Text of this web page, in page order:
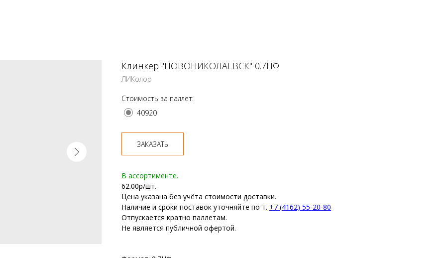
Клинкер "НОВОНИКОЛАЕВСК" 0.7НФ
ЛИКолор
Стоимость за паллет:
40920
ЗАКАЗАТЬ
В ассортименте.
62.00р/шт.
Цена указана без учёта стоимости доставки.
Наличие и сроки поставок уточняйте по т. +7 (4162) 55-20-80
Отпускается кратно паллетам.
Не является публичной офертой.